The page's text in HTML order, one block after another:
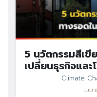
5 นวัตกรรมสีเขี
เปลี่ยนธุรกิจและ
Climate
เมษ